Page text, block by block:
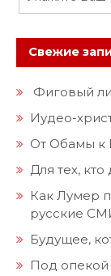
Свежие
Фиговый
Иудео-
От Обамы к
Для тех,
Как Лумер
русские
Будущее,
Под опекой